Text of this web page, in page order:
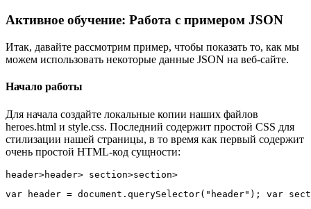
Активное обучение: Работа с примером JSON
Итак, давайте рассмотрим пример, чтобы показать то, как мы
можем использовать некоторые данные JSON на веб-сайте.
Начало работы
Для начала создайте локальные копии наших файлов
heroes.html и style.css. Последний содержит простой CSS для
стилизации нашей страницы, в то время как первый содержит
очень простой HTML-код сущности:
header>header> section>section>
var header = document . querySelector( "header" ) ; var